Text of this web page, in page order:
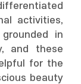
activities,
in
and these
for the
beauty